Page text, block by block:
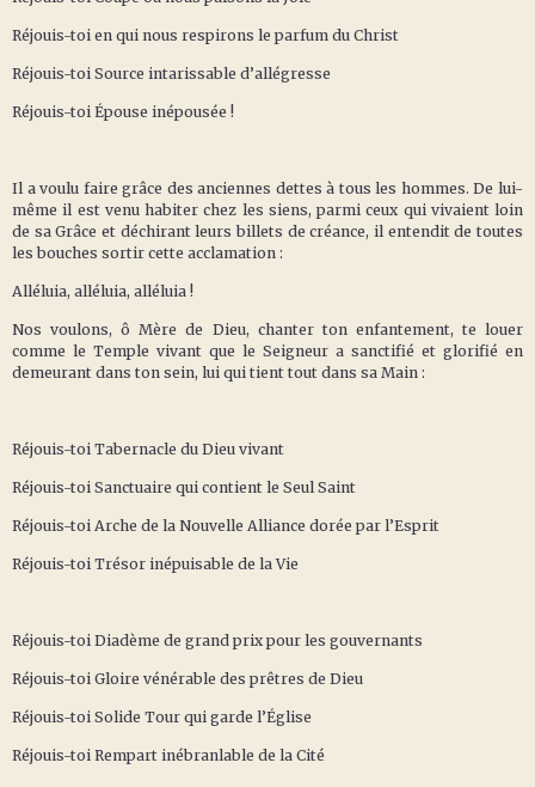
Réjouis-toi en qui nous respirons le parfum du Christ
Réjouis-toi Source intarissable d’allégresse
Réjouis-toi Épouse inépousée !
Il a voulu faire grâce des anciennes dettes à tous les hommes. De lui-
même il est venu habiter chez les siens, parmi ceux qui vivaient loin
de sa Grâce et déchirant leurs billets de créance, il entendit de toutes
les bouches sortir cette acclamation :
Alléluia, alléluia, alléluia !
Nos voulons, ô Mère de Dieu, chanter ton enfantement, te louer
comme le Temple vivant que le Seigneur a sanctifié et glorifié en
demeurant dans ton sein, lui qui tient tout dans sa Main :
Réjouis-toi Tabernacle du Dieu vivant
Réjouis-toi Sanctuaire qui contient le Seul Saint
Réjouis-toi Arche de la Nouvelle Alliance dorée par l’Esprit
Réjouis-toi Trésor inépuisable de la Vie
Réjouis-toi Diadème de grand prix pour les gouvernants
Réjouis-toi Gloire vénérable des prêtres de Dieu
Réjouis-toi Solide Tour qui garde l’Église
Réjouis-toi Rempart inébranlable de la Cité